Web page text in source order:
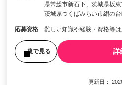
県常総市新石下、茨城県坂
茨城県つくばみらい市絹の
応募資格 難しい知識や経験・資格等は
後で見る 詳
更新日：